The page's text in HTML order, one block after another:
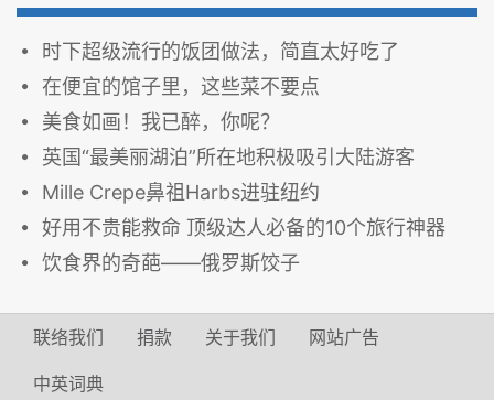
时下超级流行的饭团做法，简直太好吃了
在便宜的馆子里，这些菜不要点
美食如画！我已醉，你呢？
英国“最美丽湖泊”所在地积极吸引大陆游客
Mille Crepe鼻祖Harbs进驻纽约
好用不贵能救命 顶级达人必备的10个旅行神器
饮食界的奇葩——俄罗斯饺子
联络我们 捐款 关于我们 网站广告
中英词典